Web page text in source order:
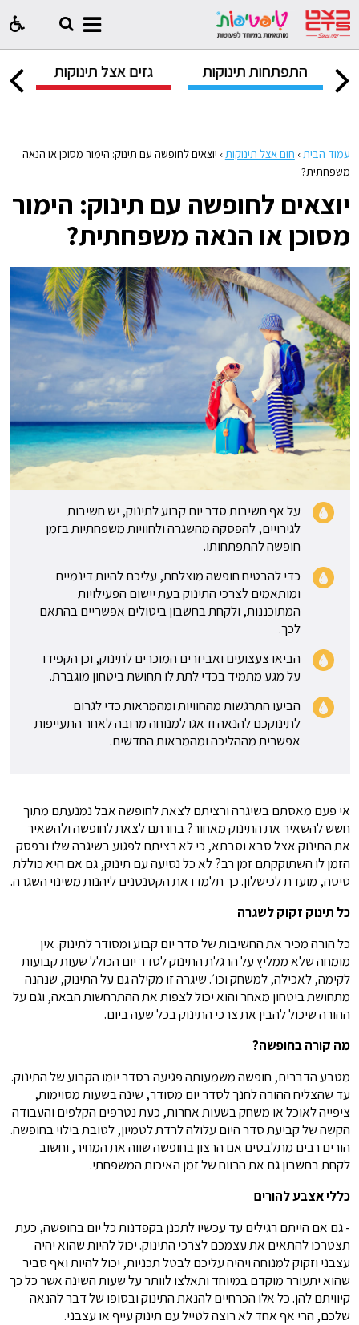
התפתחות תינוקות גזים אצל תינוקות
עמוד הבית› חום אצל תינוקות› יוצאים לחופשה עם תינוק: הימור מסוכן או הנאה
משפחתית?
יוצאים לחופשה עם תינוק: הימור
מסוכן או הנאה משפחתית?
על אף חשיבות סדר יום קבוע לתינוק, יש חשיבות
לגירויים, להפסקה מהשגרה ולחוויות משפחתיות בזמן
חופשה להתפתחותו.
כדי להבטיח חופשה מוצלחת, עליכם להיות דינמיים
ומותאמים לצרכי התינוק בעת יישום הפעילויות
המתוכננות, ולקחת בחשבון ביטולים אפשריים בהתאם
לכך.
הביאו צעצועים ואביזרים המוכרים לתינוק, וכן הקפידו
על מגע מתמיד בכדי לתת לו תחושת ביטחון מוגברת.
הביעו התרגשות מהחוויות ומהמראות כדי לגרום
לתינוקכם להנאה ודאגו למנוחה מרובה לאחר התעייפות
אפשרית מההליכה ומהמראות החדשים.
אי פעם מאסתם בשיגרה ורציתם לצאת לחופשה אבל נמנעתם מתוך
חשש להשאיר את התינוק מאחור? בחרתם לצאת לחופשה ולהשאיר
את התינוק אצל סבא וסבתא, כי לא רציתם לפגוע בשיגרה שלו ובפסק
הזמן לו השתוקקתם זמן רב? לא כל נסיעה עם תינוק, גם אם היא כוללת
טיסה, מועדת לכישלון. כך תלמדו את הקטנטנים ליהנות משינוי השגרה.
כל תינוק זקוק לשגרה
כל הורה מכיר את החשיבות של סדר יום קבוע ומסודר לתינוק. אין
מומחה שלא ממליץ על הרגלת התינוק לסדר יום הכולל שעות קבועות
לקימה, לאכילה, למשחק וכו׳. שיגרה זו מקילה גם על התינוק, שנהנה
מתחושת ביטחון מאחר והוא יכול לצפות את ההתרחשות הבאה, וגם על
ההורה שיכול להבין את צרכי התינוק בכל שעה ביום.
מה קורה בחופשה?
מטבע הדברים, חופשה משמעותה פגיעה בסדר יומו הקבוע של התינוק.
עד שהצליח ההורה לחנך לסדר יום מסודר, שינה בשעות מסוימות,
ציפייה לאוכל או משחק בשעות אחרות, כעת נטרפים הקלפים והעבודה
הקשה של קביעת סדר היום עלולה לרדת לטמיון, לטובת בילוי בחופשה.
הורים רבים מתלבטים אם הרצון בחופשה שווה את המחיר, וחשוב
לקחת בחשבון גם את הרווח של זמן האיכות המשפחתי.
כללי אצבע להורים
- גם אם הייתם רגילים עד עכשיו לתכנן בקפדנות כל יום בחופשה, כעת
תצטרכו להתאים את עצמכם לצרכי התינוק. יכול להיות שהוא יהיה
עצבני וזקוק למנוחה ויהיה עליכם לבטל תכניות, יכול להיות ואף סביר
שהוא יתעורר מוקדם במיוחד ותאלצו לוותר על שעות השינה אשר כל כך
קיוויתם להן. כל אלו הכרחיים להנאת התינוק ובסופו של דבר להנאה
שלכם, הרי אף אחד לא רוצה לטייל עם תינוק עייף או עצבני.